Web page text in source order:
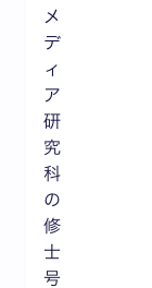
メ
デ
ィ
ア
研
究
科
の
修
士
号